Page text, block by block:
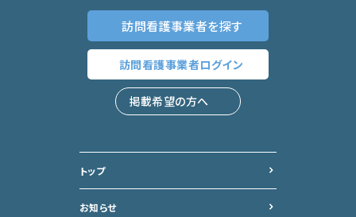
訪問看護事業者を探す
訪問看護事業者ログイン
掲載希望の方へ
トップ
お知らせ